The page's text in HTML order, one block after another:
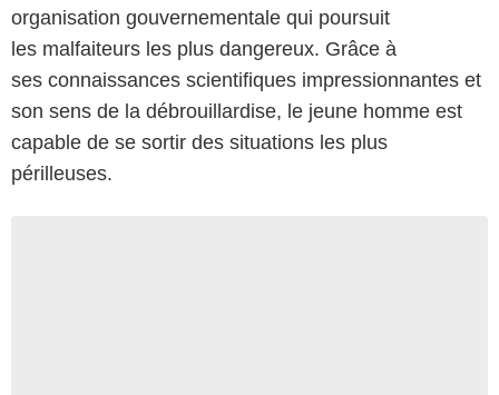
organisation gouvernementale qui poursuit
les malfaiteurs les plus dangereux. Grâce à
ses connaissances scientifiques impressionnantes et
son sens de la débrouillardise, le jeune homme est
capable de se sortir des situations les plus
périlleuses.